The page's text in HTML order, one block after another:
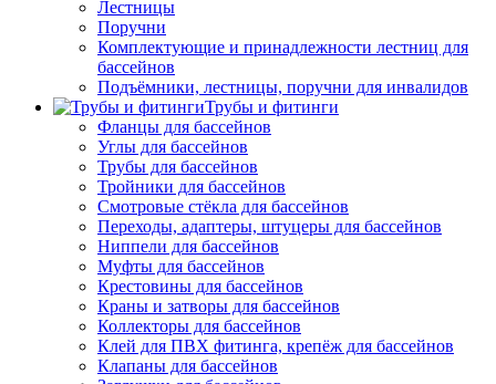
Лестницы
Поручни
Комплектующие и принадлежности лестниц для
бассейнов
Подъёмники, лестницы, поручни для инвалидов
Трубы и фитинги
Фланцы для бассейнов
Углы для бассейнов
Трубы для бассейнов
Тройники для бассейнов
Смотровые стёкла для бассейнов
Переходы, адаптеры, штуцеры для бассейнов
Ниппели для бассейнов
Муфты для бассейнов
Крестовины для бассейнов
Краны и затворы для бассейнов
Коллекторы для бассейнов
Клей для ПВХ фитинга, крепёж для бассейнов
Клапаны для бассейнов